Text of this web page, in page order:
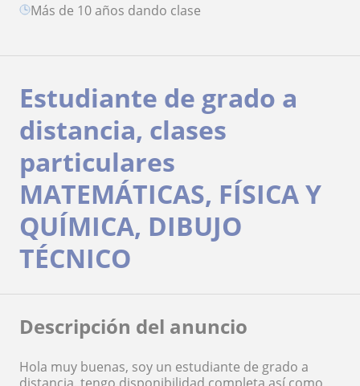
más de 10 años dando clase
Estudiante de grado a
distancia, clases
particulares
MATEMÁTICAS, FÍSICA Y
QUÍMICA, DIBUJO
TÉCNICO
Descripción del anuncio
Hola muy buenas, soy un estudiante de grado a